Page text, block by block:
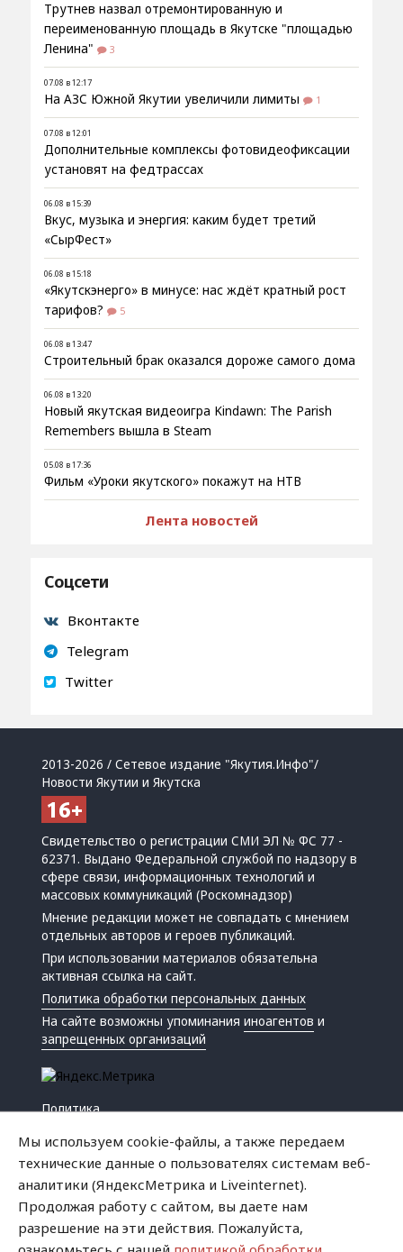
Трутнев назвал отремонтированную и
переименованную площадь в Якутске "площадью
Ленина"
3
07.08 в 12:17
На АЗС Южной Якутии увеличили лимиты 1
07.08 в 12:01
Дополнительные комплексы фотовидеофиксации
установят на федтрассах
06.08 в 15:39
Вкус, музыка и энергия: каким будет третий
«СырФест»
06.08 в 15:18
«Якутскэнерго» в минусе: нас ждёт кратный рост
тарифов?
5
06.08 в 13:47
Строительный брак оказался дороже самого дома
06.08 в 13:20
Новый якутская видеоигра Kindawn: The Parish
Remembers вышла в Steam
05.08 в 17:36
Фильм «Уроки якутского» покажут на НТВ
Лента новостей
Соцсети
Вконтакте
Telegram
Twitter
2013-2026 / Сетевое издание "Якутия.Инфо"/
Новости Якутии и Якутска
Свидетельство о регистрации СМИ ЭЛ № ФС 77 -
62371. Выдано Федеральной службой по надзору в
сфере связи, информационных технологий и
массовых коммуникаций (Роскомнадзор)
Мнение редакции может не совпадать с мнением
отдельных авторов и героев публикаций.
При использовании материалов обязательна
активная ссылка на сайт.
Политика обработки персональных данных
На сайте возможны упоминанияиноагентов и
запрещенных организаций
Политика
Криминал
Мы используем cookie-файлы, а также передаем
технические данные о пользователях системам веб-
аналитики (ЯндексМетрика и Liveinternet).
Продолжая работу с сайтом, вы даете нам
разрешение на эти действия. Пожалуйста,